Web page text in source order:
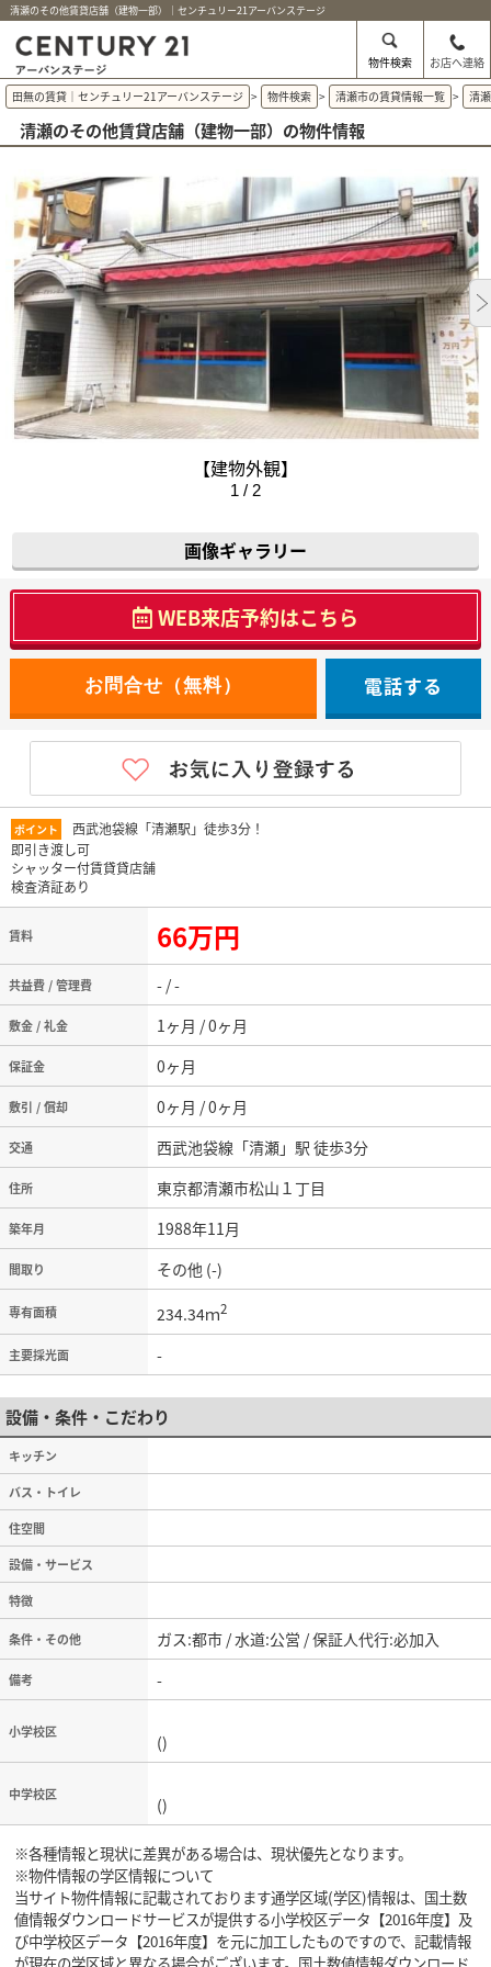
清瀬のその他賃貸店舗（建物一部）｜センチュリー21アーバンステージ
物件検索 お店へ連絡
田無の賃貸｜センチュリー21アーバンステージ > 物件検索 > 清瀬市の賃貸情報一覧 > 清
清瀬のその他賃貸店舗（建物一部）の物件情報
【建物外観】
1 / 2
画像ギャラリー
WEB来店予約はこちら
電話する
ポイント
西武池袋線「清瀬駅」徒歩3分！
即引き渡し可
シャッター付賃貸貸店舗
検査済証あり
賃料 66万円
共益費 / 管理費 - / -
敷金 / 礼金 1ヶ月 / 0ヶ月
保証金 0ヶ月
敷引 / 償却 0ヶ月 / 0ヶ月
交通 西武池袋線「清瀬」駅 徒歩3分
住所 東京都清瀬市松山１丁目
築年月 1988年11月
間取り その他 (-)
専有面積 234.34ｍ2
主要採光面 -
設備・条件・こだわり
キッチン
バス・トイレ
住空間
設備・サービス
特徴
条件・その他 ガス:都市 / 水道:公営 / 保証人代行:必加入
備考 -
小学校区 ()
中学校区 ()
※各種情報と現状に差異がある場合は、現状優先となります。
※物件情報の学区情報について
当サイト物件情報に記載されております通学区域(学区)情報は、国土数
値情報ダウンロードサービスが提供する小学校区データ【2016年度】及
び中学校区データ【2016年度】を元に加工したものですので、記載情報